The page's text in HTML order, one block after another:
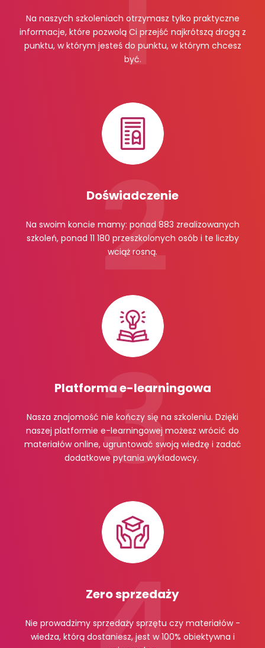
Na naszych szkoleniach otrzymasz tylko praktyczne
informacje, które pozwolą Ci przejść najkrótszą drogą z
punktu, w którym jesteś do punktu, w którym chcesz
być.
Doświadczenie
Na swoim koncie mamy: ponad 883 zrealizowanych
szkoleń, ponad 11 180 przeszkolonych osób i te liczby
wciąż rosną.
Platforma e-learningowa
Nasza znajomość nie kończy się na szkoleniu. Dzięki
naszej platformie e-learningowej możesz wrócić do
materiałów online, ugruntować swoją wiedzę i zadać
dodatkowe pytania wykładowcy.
Zero sprzedaży
Nie prowadzimy sprzedaży sprzętu czy materiałów -
wiedza, którą dostaniesz, jest w 100% obiektywna i